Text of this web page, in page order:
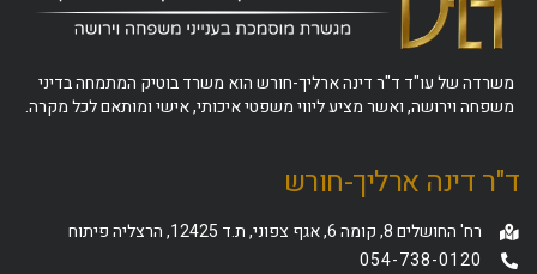
משרדה של עו"ד ד"ר דינה ארליך-חורש הוא משרד בוטיק המתמחה בדיני
משפחה וירושה, ואשר מציע ליווי משפטי איכותי, אישי ומותאם לכל מקרה.
ד"ר דינה ארליך-חורש
רח' החושלים 8, קומה 6, אגף צפוני, ת.ד 12425, הרצליה פיתוח
054-738-0120